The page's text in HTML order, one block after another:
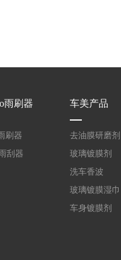
雨刷器
刷器
刮器
车美产品
去油膜研磨剂
玻璃镀膜剂
洗车香波
玻璃镀膜湿巾
车身镀膜剂